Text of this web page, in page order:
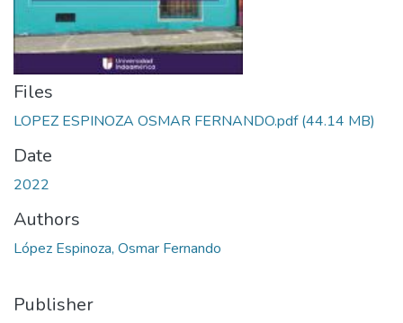
Files
LOPEZ ESPINOZA OSMAR FERNANDO.pdf(44.14 MB)
Date
2022
Authors
López Espinoza, Osmar Fernando
Publisher